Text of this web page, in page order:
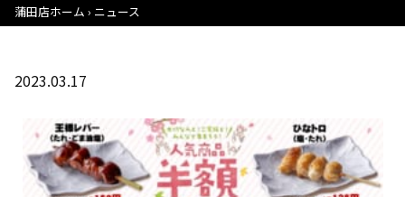
蒲田店ホーム ニュース
2023.03.17